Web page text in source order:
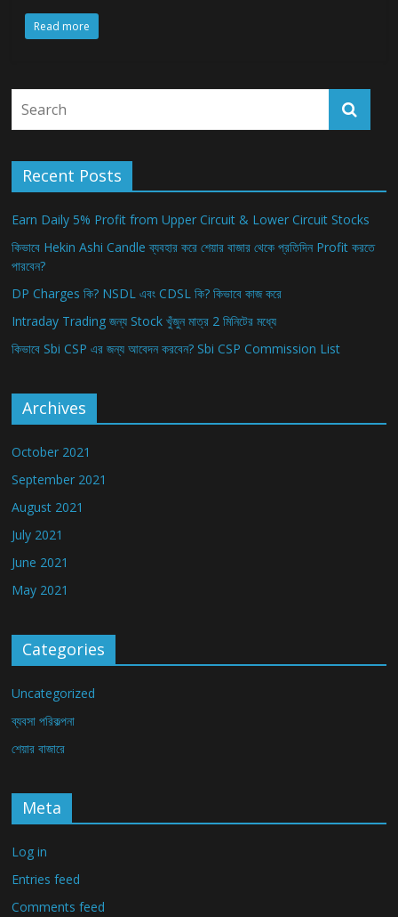
Read more
Recent Posts
Earn Daily 5% Profit from Upper Circuit & Lower Circuit Stocks
কিভাবে Hekin Ashi Candle ব্যবহার করে শেয়ার বাজার থেকে প্রতিদিন Profit করতে
পারবেন?
DP Charges কি? NSDL এবং CDSL কি? কিভাবে কাজ করে
Intraday Trading জন্য Stock খুঁজুন মাত্র 2 মিনিটের মধ্যে
কিভাবে Sbi CSP এর জন্য আবেদন করবেন? Sbi CSP Commission List
Archives
October 2021
September 2021
August 2021
July 2021
June 2021
May 2021
Categories
Uncategorized
ব্যবসা পরিকল্পনা
শেয়ার বাজারে
Meta
Log in
Entries feed
Comments feed